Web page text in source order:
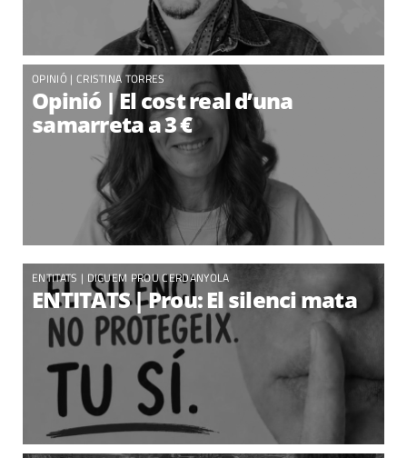
OPINIÓ | CRISTINA TORRES
Opinió | El cost real d’una
samarreta a 3 €
ENTITATS | DIGUEM PROU CERDANYOLA
ENTITATS | Prou: El silenci mata